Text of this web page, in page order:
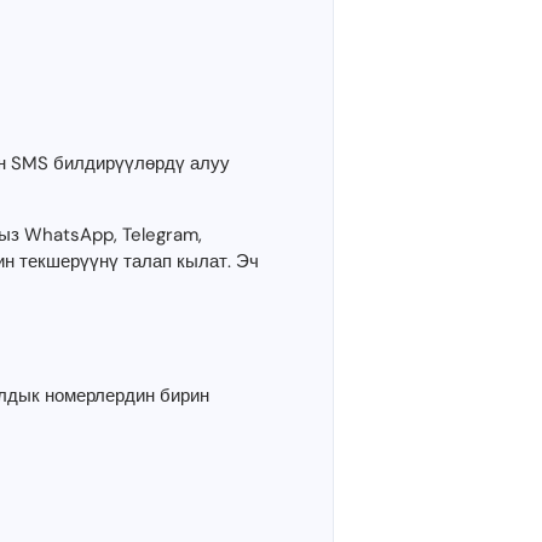
билдирүүлөрдү алуу
WhatsApp, Telegram,
текшерүүнү талап кылат. Эч
номерлердин бирин